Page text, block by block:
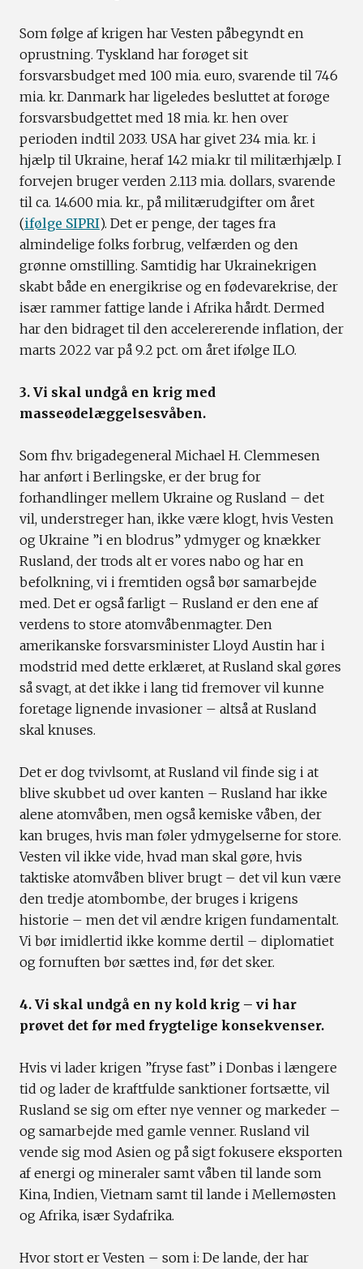
Som følge af krigen har Vesten påbegyndt en
oprustning. Tyskland har forøget sit
forsvarsbudget med 100 mia. euro, svarende til 746
mia. kr. Danmark har ligeledes besluttet at forøge
forsvarsbudgettet med 18 mia. kr. hen over
perioden indtil 2033. USA har givet 234 mia. kr. i
hjælp til Ukraine, heraf 142 mia.kr til militærhjælp. I
forvejen bruger verden 2.113 mia. dollars, svarende
til ca. 14.600 mia. kr., på militærudgifter om året
(ifølge SIPRI). Det er penge, der tages fra
almindelige folks forbrug, velfærden og den
grønne omstilling. Samtidig har Ukrainekrigen
skabt både en energikrise og en fødevarekrise, der
især rammer fattige lande i Afrika hårdt. Dermed
har den bidraget til den accelererende inflation, der
marts 2022 var på 9.2 pct. om året ifølge ILO.
3. Vi skal undgå en krig med
masseødelæggelsesvåben.
Som fhv. brigadegeneral Michael H. Clemmesen
har anført i Berlingske, er der brug for
forhandlinger mellem Ukraine og Rusland – det
vil, understreger han, ikke være klogt, hvis Vesten
og Ukraine ”i en blodrus” ydmyger og knækker
Rusland, der trods alt er vores nabo og har en
befolkning, vi i fremtiden også bør samarbejde
med. Det er også farligt – Rusland er den ene af
verdens to store atomvåbenmagter. Den
amerikanske forsvarsminister Lloyd Austin har i
modstrid med dette erklæret, at Rusland skal gøres
så svagt, at det ikke i lang tid fremover vil kunne
foretage lignende invasioner – altså at Rusland
skal knuses.
Det er dog tvivlsomt, at Rusland vil finde sig i at
blive skubbet ud over kanten – Rusland har ikke
alene atomvåben, men også kemiske våben, der
kan bruges, hvis man føler ydmygelserne for store.
Vesten vil ikke vide, hvad man skal gøre, hvis
taktiske atomvåben bliver brugt – det vil kun være
den tredje atombombe, der bruges i krigens
historie – men det vil ændre krigen fundamentalt.
Vi bør imidlertid ikke komme dertil – diplomatiet
og fornuften bør sættes ind, før det sker.
4. Vi skal undgå en ny kold krig – vi har
prøvet det før med frygtelige konsekvenser.
Hvis vi lader krigen ”fryse fast” i Donbas i længere
tid og lader de kraftfulde sanktioner fortsætte, vil
Rusland se sig om efter nye venner og markeder –
og samarbejde med gamle venner. Rusland vil
vende sig mod Asien og på sigt fokusere eksporten
af energi og mineraler samt våben til lande som
Kina, Indien, Vietnam samt til lande i Mellemøsten
og Afrika, især Sydafrika.
Hvor stort er Vesten – som i: De lande, der har